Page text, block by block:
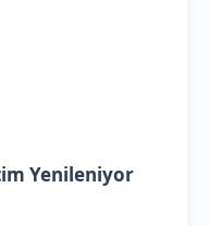
Yenileniyor